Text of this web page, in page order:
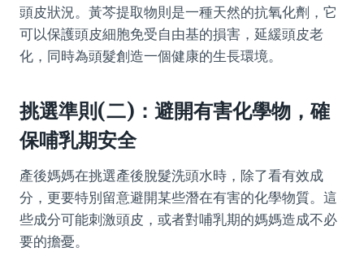
頭皮狀況。黃芩提取物則是一種天然的抗氧化劑，它
可以保護頭皮細胞免受自由基的損害，延緩頭皮老
化，同時為頭髮創造一個健康的生長環境。
挑選準則(二)：避開有害化學物，確
保哺乳期安全
產後媽媽在挑選產後脫髮洗頭水時，除了看有效成
分，更要特別留意避開某些潛在有害的化學物質。這
些成分可能刺激頭皮，或者對哺乳期的媽媽造成不必
要的擔憂。